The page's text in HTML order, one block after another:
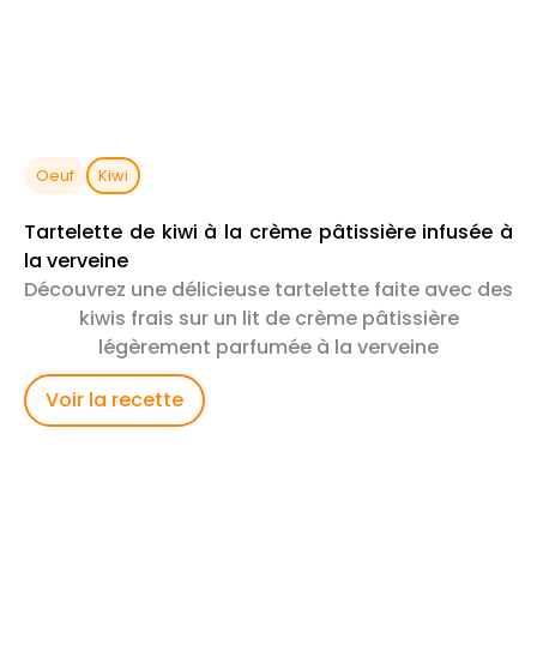
Oeuf Kiwi
Tartelette de kiwi à la crème pâtissière infusée à
la verveine
Découvrez une délicieuse tartelette faite avec des
kiwis frais sur un lit de crème pâtissière
légèrement parfumée à la verveine
Voir la recette